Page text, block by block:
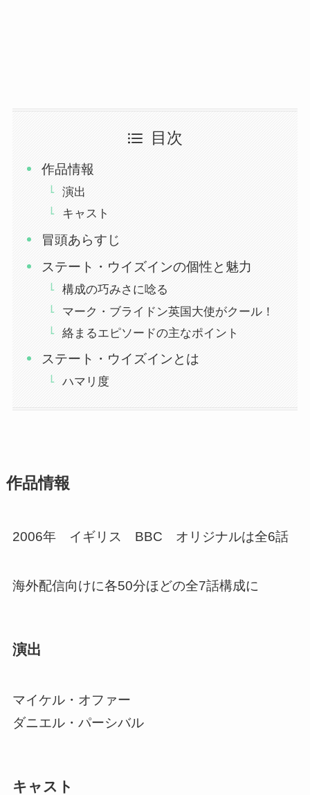
目次
作品情報
演出
キャスト
冒頭あらすじ
ステート・ウイズインの個性と魅力
構成の巧みさに唸る
マーク・ブライドン英国大使がクール！
絡まるエピソードの主なポイント
ステート・ウイズインとは
ハマリ度
作品情報
2006年 イギリス BBC オリジナルは全6話
海外配信向けに各50分ほどの全7話構成に
演出
マイケル・オファー
ダニエル・パーシバル
キャスト